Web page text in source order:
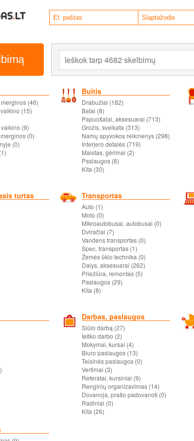
(46)
(15)
(9)
(0)
(0)
Buitis
Drabužiai (182)
Batai (8)
Papuošalai, aksesuarai (713)
Grožis, sveikata (313)
Namų apyvokos reikmenys (298)
Interjero detalės (719)
Maistas, gėrimai (2)
Paslaugos (8)
Kita (30)
turtas Transportas
Auto (1)
Moto (0)
Mikroautobusai, autobusai (0)
Dviračiai (7)
Vandens transportas (0)
Spec. transportas (1)
Žemės ūkio technika (0)
Dalys, aksesuarai (262)
Priežiūra, remontas (5)
Paslaugos (29)
Kita (8)
Darbas, paslaugos
Siūlo darbą (27)
Ieško darbo (2)
Mokymai, kursai (4)
Biuro paslaugos (13)
Teisinės paslaugos (0)
Vertimai (3)
Referatai, kursiniai (9)
Renginių organizavimas (14)
Dovanoja, prašo padovanoti (0)
Radiniai (0)
Kita (26)